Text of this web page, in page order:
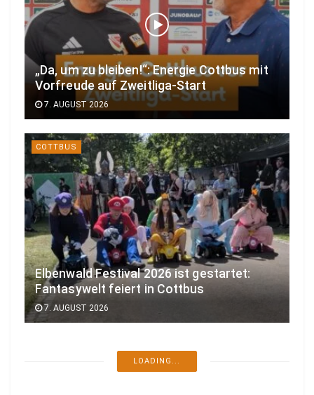
„Da, um zu bleiben!“: Energie Cottbus mit
Vorfreude auf Zweitliga-Start
7. AUGUST 2026
COTTBUS
Elbenwald Festival 2026 ist gestartet:
Fantasywelt feiert in Cottbus
7. AUGUST 2026
LOADING...